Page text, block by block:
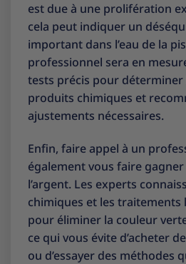
est due à une prolifération
cela peut indiquer un
important dans l’eau de la
professionnel sera en
tests précis pour déterminer
produits chimiques et
ajustements nécessaires.
Enfin, faire appel à un
également vous faire
l’argent. Les experts
chimiques et les traitements
pour éliminer la couleur
ce qui vous évite d’acheter
ou d’essayer des méthodes